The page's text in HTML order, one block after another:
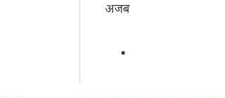
अजब